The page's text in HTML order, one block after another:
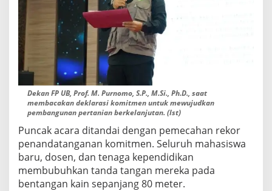
g
a
k
l
r
a
s
i
Dekan FP UB, Prof. M. Purnomo, S.P., M.Si., Ph.D., saat
membacakan deklarasi komitmen untuk mewujudkan
pembangunan pertanian berkelanjutan. (Ist)
Puncak acara ditandai dengan pemecahan rekor
penandatanganan komitmen. Seluruh mahasiswa
baru, dosen, dan tenaga kependidikan
membubuhkan tanda tangan mereka pada
bentangan kain sepanjang 80 meter.